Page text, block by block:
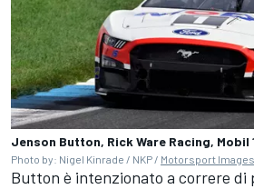
Jenson Button, Rick Ware Racing, Mobil
Photo by: Nigel Kinrade / NKP / Motorsport Images
Button è intenzionato a correre di